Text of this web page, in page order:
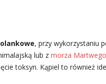
, przy wykorzystaniu
lub z morza Martwego
toksyn. Kąpiel to również